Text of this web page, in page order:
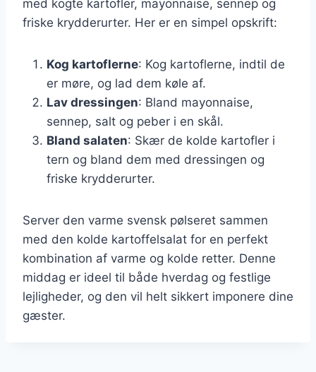
med kogte kartofler, mayonnaise, sennep og
friske krydderurter. Her er en simpel opskrift:
Kog kartoflerne: Kog kartoflerne, indtil de
er møre, og lad dem køle af.
Lav dressingen: Bland mayonnaise,
sennep, salt og peber i en skål.
Bland salaten: Skær de kolde kartofler i
tern og bland dem med dressingen og
friske krydderurter.
Server den varme svensk pølseret sammen
med den kolde kartoffelsalat for en perfekt
kombination af varme og kolde retter. Denne
middag er ideel til både hverdag og festlige
lejligheder, og den vil helt sikkert imponere dine
gæster.